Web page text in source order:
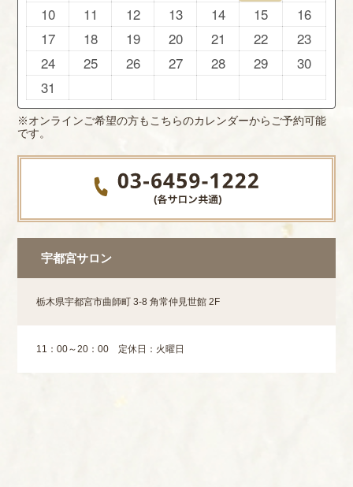
宇都宮サロン
栃木県宇都宮市曲師町 3-8 角常仲見世館 2F
11：00～20：00 定休日：火曜日
10
11 12 13 14 15
16
17
18 19 20 21 22
23
24
25 26 27 28 29
30
31
※オンラインご希望の方もこちらのカレンダーからご予約可能
です。